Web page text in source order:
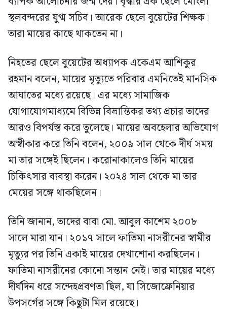
স্থলবন্দরের যুগ্ম সচিব। আরেক ছেলে বুয়েটের শিক্ষক।
তারা মায়ের কাছে থাকতেন না।
নিহতের ছেলে বুয়েটের অধ্যাপক একেএম আশিকুর
রহমান বলেন, মায়ের মৃত্যুতে পরিবার এমনিতেই মানসিক
আঘাতের মধ্যে রয়েছে। এর মধ্যে সামাজিক
যোগাযোগমাধ্যমে বিভিন্ন বিভ্রান্তিকর তথ্য প্রচার তাদের
আরও বিপর্যস্ত করে তুলেছে। মায়ের অবহেলার অভিযোগ
অস্বীকার করে তিনি বলেন, ২০০৯ সাল থেকে দীর্ঘ সময়
মা তার সঙ্গেই ছিলেন। করোনাকালেও তিনি মায়ের
চিকিৎসার ব্যবস্থা করেন। ২০২৪ সাল থেকে মা তার
মেয়ের সঙ্গে থাকছিলেন।
তিনি জানান, তাদের বাবা মো. আবুল কাশেম ২০০৮
সালে মারা যান। ২০১৭ সালে ফাতিমা নাসরীনের স্বামীর
মৃত্যুর পর তিনি একাই মায়ের দেখাশোনা করছিলেন।
ফাতিমা নাসরীনের কোনো সন্তান নেই। তার মায়ের মধ্যে
দীর্ঘদিন ধরে সন্দেহপ্রবণতা ছিল, যা সিজোফ্রেনিয়ার
উপসর্গের সঙ্গে কিছুটা মিল রয়েছে।